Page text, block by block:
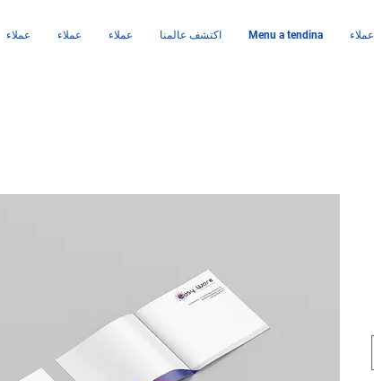
عملاء عملاء عملاء اكتشف عالمنا Menu a tendina عملاء